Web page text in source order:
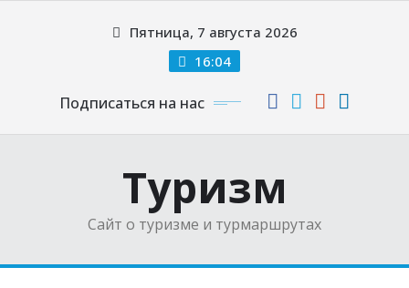
Пятница, 7 августа 2026
16:04
Подписаться на нас
Туризм
Сайт о туризме и турмаршрутах